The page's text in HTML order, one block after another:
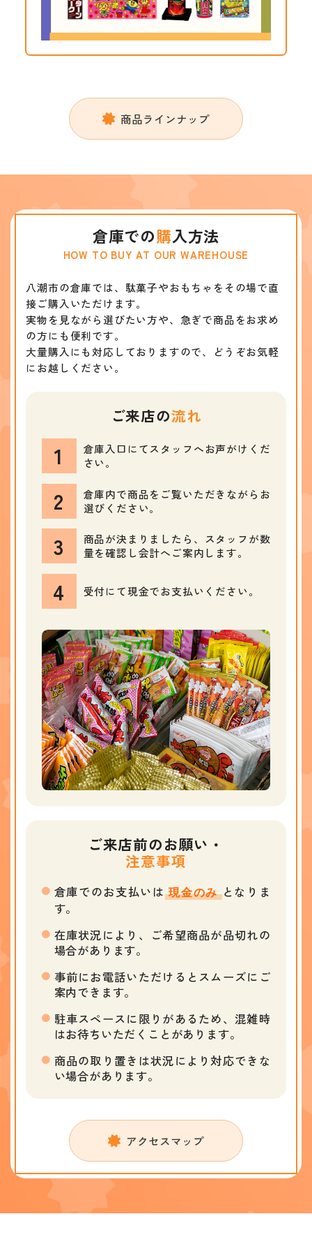
商品ラインナップ
倉庫での購入方法
HOW TO BUY AT OUR WAREHOUSE
八潮市の倉庫では、駄菓子やおもちゃをその場で直
接ご購入いただけます。
実物を見ながら選びたい方や、急ぎで商品をお求め
の方にも便利です。
大量購入にも対応しておりますので、どうぞお気軽
にお越しください。
ご来店の流れ
1
倉庫入口にてスタッフへお声がけくだ
さい。
2
倉庫内で商品をご覧いただきながらお
選びください。
3
商品が決まりましたら、スタッフが数
量を確認し会計へご案内します。
4 受付にて現金でお支払いください。
ご来店前のお願い・
注意事項
倉庫でのお支払いは現金のみとなりま
す。
在庫状況により、ご希望商品が品切れの
場合があります。
事前にお電話いただけるとスムーズにご
案内できます。
駐車スペースに限りがあるため、混雑時
はお待ちいただくことがあります。
商品の取り置きは状況により対応できな
い場合があります。
アクセスマップ